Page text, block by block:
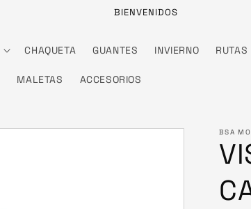
BIENVENIDOS
CHAQUETA GUANTES INVIERNO RUTAS
MALETAS ACCESORIOS
BSA